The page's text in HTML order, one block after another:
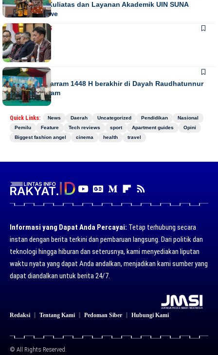
Penguatan Kuliatas dan Layanan Akademik UIN SUNA
Lhokseumawe
NASIONALNEWS
Juli 13, 2026
NEWS
Gebyar Muharram 1448 H berakhir di Dayah Raudhatunnur
Alharuni Nisam
Quick Links: News Daerah Uncategorized Pendidikan
Nasional
Pemilu
Feature Tech reviews sport Apartment guides
Opini
Biggest fashion angel
cinema health travel
Informasi yang Dapat Anda Percayai: Tetap terhubung secara
instan dengan berita terkini dan pembaruan langsung. Dari politik dan
teknologi hingga hiburan dan seterusnya, kami menyediakan liputan
waktu nyata yang dapat Anda andalkan, menjadikan kami sumber yang
dapat diandalkan untuk berita 24/7.
Redaksi Tentang Kami Pedoman Siber Hubungi Kami
© All Rights Reserved.